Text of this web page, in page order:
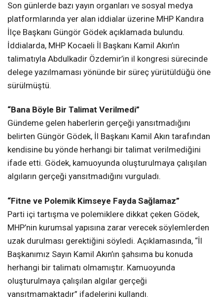
Son günlerde bazı yayın organları ve sosyal medya
platformlarında yer alan iddialar üzerine MHP Kandıra
İlçe Başkanı Güngör Gödek açıklamada bulundu.
İddialarda, MHP Kocaeli İl Başkanı Kamil Akın’ın
talimatıyla Abdulkadir Özdemir’in il kongresi sürecinde
delege yazılmaması yönünde bir süreç yürütüldüğü öne
sürülmüştü.
“Bana Böyle Bir Talimat Verilmedi”
Gündeme gelen haberlerin gerçeği yansıtmadığını
belirten Güngör Gödek, İl Başkanı Kamil Akın tarafından
kendisine bu yönde herhangi bir talimat verilmediğini
ifade etti. Gödek, kamuoyunda oluşturulmaya çalışılan
algıların gerçeği yansıtmadığını vurguladı.
“Fitne ve Polemik Kimseye Fayda Sağlamaz”
Parti içi tartışma ve polemiklere dikkat çeken Gödek,
MHP’nin kurumsal yapısına zarar verecek söylemlerden
uzak durulması gerektiğini söyledi. Açıklamasında, “İl
Başkanımız Sayın Kamil Akın’ın şahsıma bu konuda
herhangi bir talimatı olmamıştır. Kamuoyunda
oluşturulmaya çalışılan algılar gerçeği
yansıtmamaktadır” ifadelerini kullandı.